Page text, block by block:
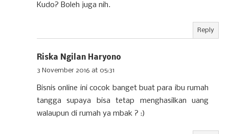
Kudo? Boleh juga nih.
Reply
Riska Ngilan Haryono
3 November 2016 at 05:31
Bisnis online ini cocok banget buat para ibu rumah
tangga supaya bisa tetap menghasilkan uang
walaupun di rumah ya mbak ? :)